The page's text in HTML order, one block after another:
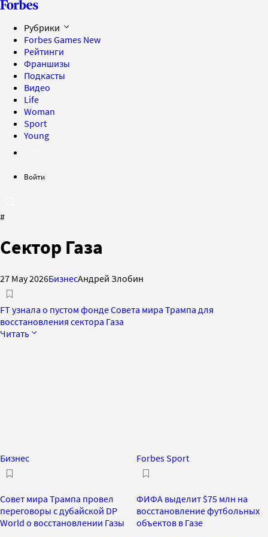
Рубрики
Forbes Games New
Рейтинги
Франшизы
Подкасты
Видео
Life
Woman
Sport
Young
Войти
#
Сектор Газа
27 May 2026БизнесАндрей Злобин
FT узнала о пустом фонде Совета мира Трампа для
восстановления сектора Газа
Читать
Бизнес
Совет мира Трампа провел
переговоры с дубайской DP
World о восстановлении Газы
Forbes Sport
ФИФА выделит $75 млн на
восстановление футбольных
объектов в Газе